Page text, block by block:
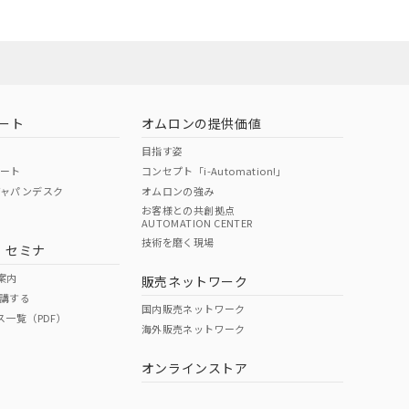
O O
ページへ
ください
ト
ト
パンデスク
セミナ
内
する
覧（PDF）
オムロンの提供価値
目指す姿
コンセプト「i-Automation!」
オムロンの強み
お客様との共創拠点
AUTOMATION CENTER
技術を磨く現場
販売ネットワーク
国内販売ネットワーク
海外販売ネットワーク
オンラインストア